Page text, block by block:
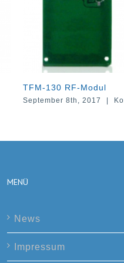
Kommentare deaktiviertfür
Modul
MENÜ
News
Impressum